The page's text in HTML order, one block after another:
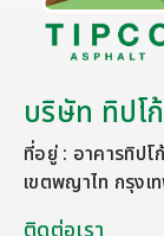
บริษัท ทิปโ
ที่อยู่ : อาคารทิป
เขตพญาไท กรุง